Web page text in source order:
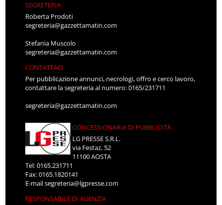
SEGRETERIA
Roberta Prodoti
segreteria@gazzettamatin.com
Stefania Muscolo
segreteria@gazzettamatin.com
CONTATTACI
Per pubblicazione annunci, necrologi, offro e cerco lavoro,
contattare la segreteria al numero: 0165/231711
segreteria@gazzettamatin.com
CONCESSIONARIA DI PUBBLICITÀ
LG PRESSE S.R.L.
via Festaz, 52
11100 AOSTA
Tel: 0165.231711
Fax: 0165.1820141
E-mailsegreteria@lgpresse.com
RESPONSABILE DI AGENZIA